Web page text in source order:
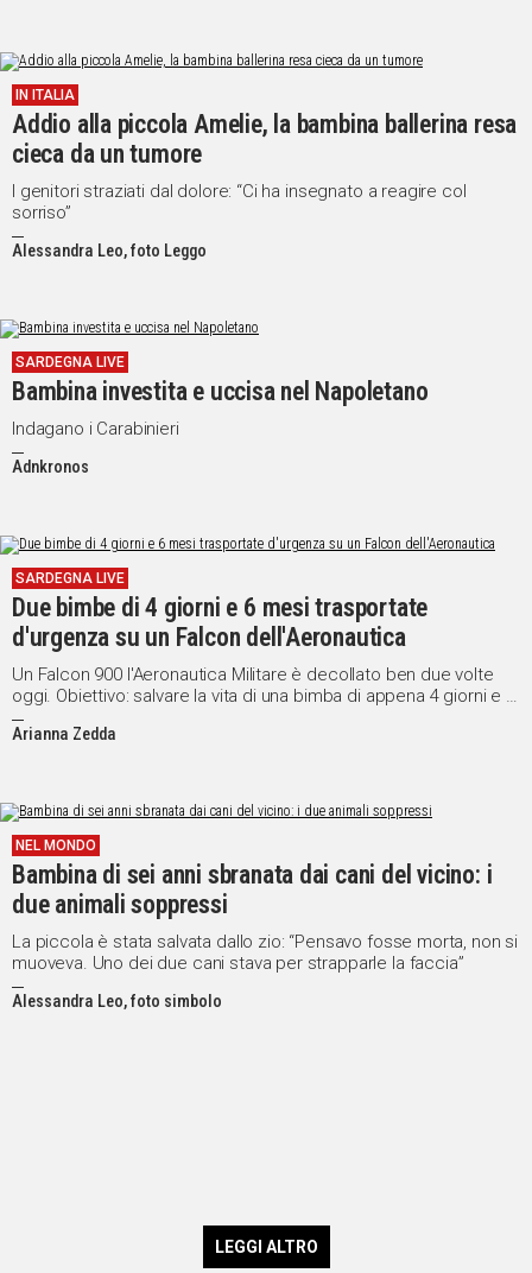
IN ITALIA
Addio alla piccola Amelie, la bambina ballerina resa
cieca da un tumore
I genitori straziati dal dolore: “Ci ha insegnato a reagire col
sorriso”
Alessandra Leo, foto Leggo
SARDEGNA LIVE
Bambina investita e uccisa nel Napoletano
Indagano i Carabinieri
Adnkronos
SARDEGNA LIVE
Due bimbe di 4 giorni e 6 mesi trasportate
d'urgenza su un Falcon dell'Aeronautica
Un Falcon 900 l'Aeronautica Militare è decollato ben due volte
oggi. Obiettivo: salvare la vita di una bimba di appena 4 giorni e di
un'altra piccola di sei mesi
Arianna Zedda
NEL MONDO
Bambina di sei anni sbranata dai cani del vicino: i
due animali soppressi
La piccola è stata salvata dallo zio: “Pensavo fosse morta, non si
muoveva. Uno dei due cani stava per strapparle la faccia”
Alessandra Leo, foto simbolo
LEGGI ALTRO